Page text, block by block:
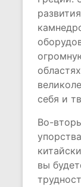
себя и
Во-
вы